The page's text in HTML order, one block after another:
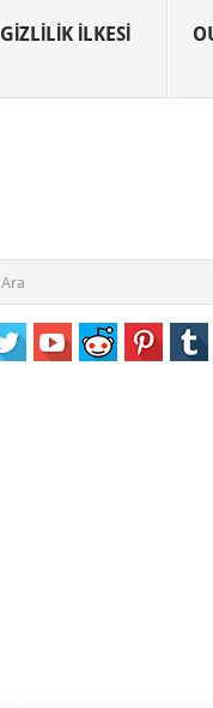
GIZLILIK İLKESI